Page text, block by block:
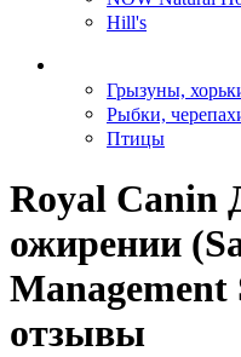
Hill's
Грызуны,
Рыбки,
Птицы
Royal Canin
ожирении
Management
отзывы